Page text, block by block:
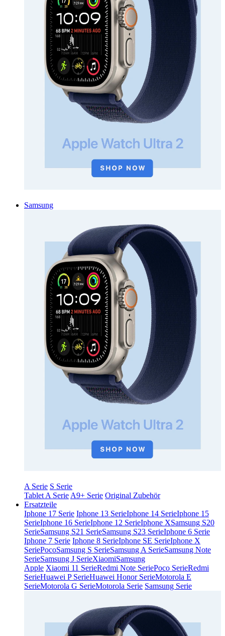
Samsung
A Serie S Serie
Tablet A Serie A9+ Serie Original Zubehör
Ersatzteile
Iphone 17 Serie Iphone 13 SerieIphone 14 SerieIphone 15
SerieIphone 16 SerieIphone 12 SerieIphone XSamsung S20
SerieSamsung S21 SerieSamsung S23 SerieIphone 6 Serie
Iphone 7 Serie Iphone 8 SerieIphone SE SerieIphone X
SeriePocoSamsung S SerieSamsung A SerieSamsung Note
SerieSamsung J SerieXiaomiSamsung
Apple Xiaomi 11 SerieRedmi Note SeriePoco SerieRedmi
SerieHuawei P SerieHuawei Honor SerieMotorola E
SerieMotorola G SerieMotorola Serie Samsung Serie